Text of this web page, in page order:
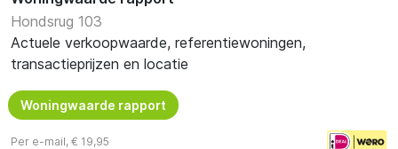
Hondsrug 103
Actuele verkoopwaarde, referentiewoningen,
transactieprijzen en locatie
Woningwaarde rapport
Per e-mail, € 19,95